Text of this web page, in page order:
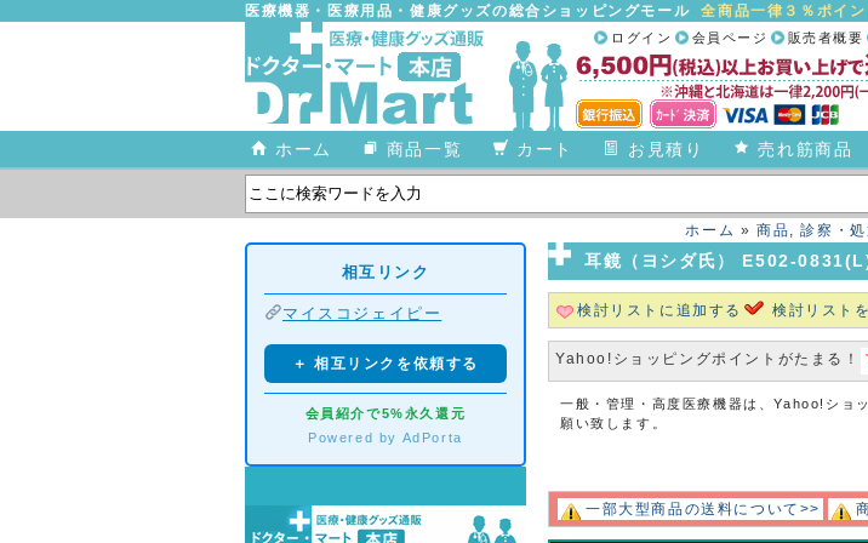
医療機器・医療用品・健康グッズの総合ショッピングモール全商品一律３％ポイ
販売者概要
会員ページ
ログイン
ホーム 商品一覧 カート お見積り 売れ筋商品
ホーム » 商品,診察・処
耳鏡（ヨシダ氏） E502-
検討リストに追加する 検討リスト
Yahoo!ショッピングポイントがたまる！
一般・管理・高度医療機器は、Yahoo!ショ
願い致します。
一部大型商品の送料について>>
相互リンク
マイスコジェイピー
＋ 相互リンクを依頼する
会員紹介で5%永久還元
Powered by AdPorta